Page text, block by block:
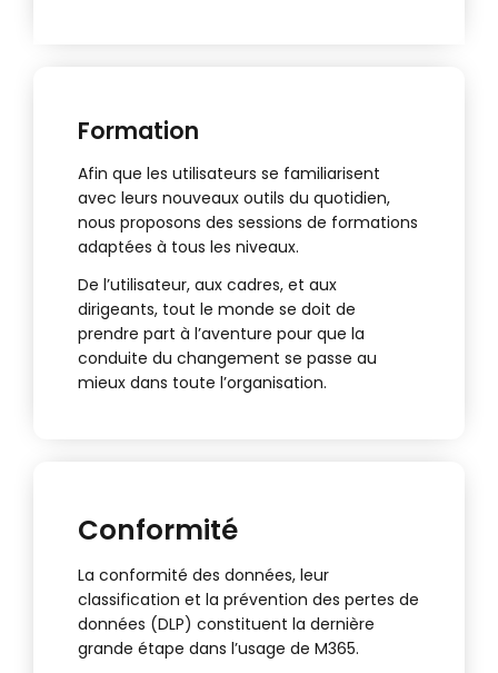
Formation
Afin que les utilisateurs se familiarisent
avec leurs nouveaux outils du quotidien,
nous proposons des sessions de formations
adaptées à tous les niveaux.
De l’utilisateur, aux cadres, et aux
dirigeants, tout le monde se doit de
prendre part à l’aventure pour que la
conduite du changement se passe au
mieux dans toute l’organisation.
Conformité
La conformité des données, leur
classification et la prévention des pertes de
données (DLP) constituent la dernière
grande étape dans l’usage de M365.